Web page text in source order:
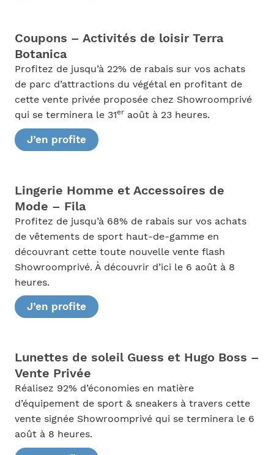
Coupons – Activités de loisir Terra
Botanica
Profitez de jusqu’à 22% de rabais sur vos achats
de parc d’attractions du végétal en profitant de
cette vente privée proposée chez Showroomprivé
qui se terminera le 31eraoût à 23 heures.
J’en profite
Lingerie Homme et Accessoires de
Mode – Fila
Profitez de jusqu’à 68% de rabais sur vos achats
de vêtements de sport haut-de-gamme en
découvrant cette toute nouvelle vente flash
Showroomprivé. À découvrir d’ici le 6 août à 8
heures.
J’en profite
Lunettes de soleil Guess et Hugo Boss –
Vente Privée
Réalisez 92% d’économies en matière
d’équipement de sport & sneakers à travers cette
vente signée Showroomprivé qui se terminera le 6
août à 8 heures.